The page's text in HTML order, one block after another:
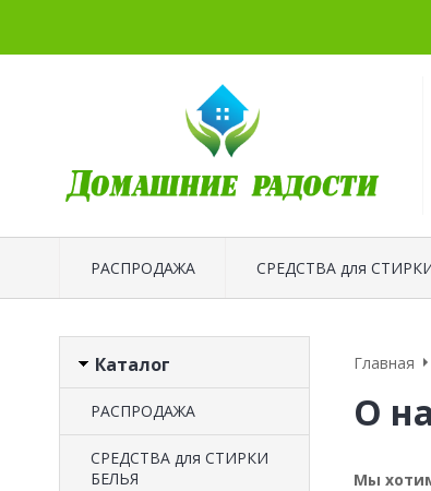
РАСПРОДАЖА СРЕДСТВА для
Каталог
РАСПРОДАЖА
СРЕДСТВА для СТИРКИ
БЕЛЬЯ
Главная
О
Мы